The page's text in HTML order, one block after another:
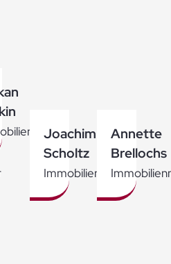
Joachim
Scholtz
Immobilienmakler
Annette
Brellochs